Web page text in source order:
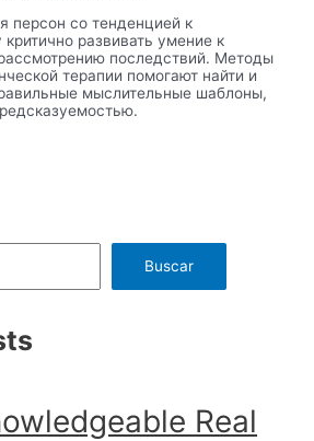
персон со тенденцией к
развивать умение к
последствий. Методы
терапии помогают найти и
мыслительные шаблоны,
Buscar
Real